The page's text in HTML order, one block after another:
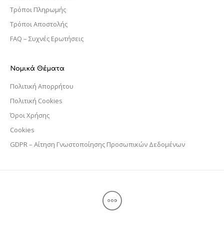
Τρόποι Πληρωμής
Τρόποι Αποστολής
FAQ – Συχνές Ερωτήσεις
Νομικά Θέματα
Πολιτική Απορρήτου
Πολιτική Cookies
Όροι Χρήσης
Cookies
GDPR – Αίτηση Γνωστοποίησης Προσωπικών Δεδομένων